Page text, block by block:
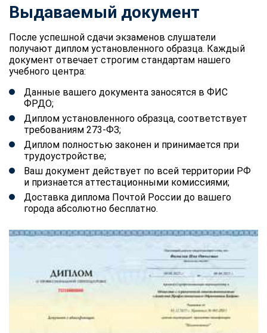
Выдаваемый документ
После успешной сдачи экзаменов слушатели
получают диплом установленного образца. Каждый
документ отвечает строгим стандартам нашего
учебного центра:
Данные вашего документа заносятся в ФИС
ФРДО;
Диплом установленного образца, соответствует
требованиям 273-ФЗ;
Диплом полностью законен и принимается при
трудоустройстве;
Ваш документ действует по всей территории РФ
и признается аттестационными комиссиями;
Доставка диплома Почтой России до вашего
города абсолютно бесплатно.